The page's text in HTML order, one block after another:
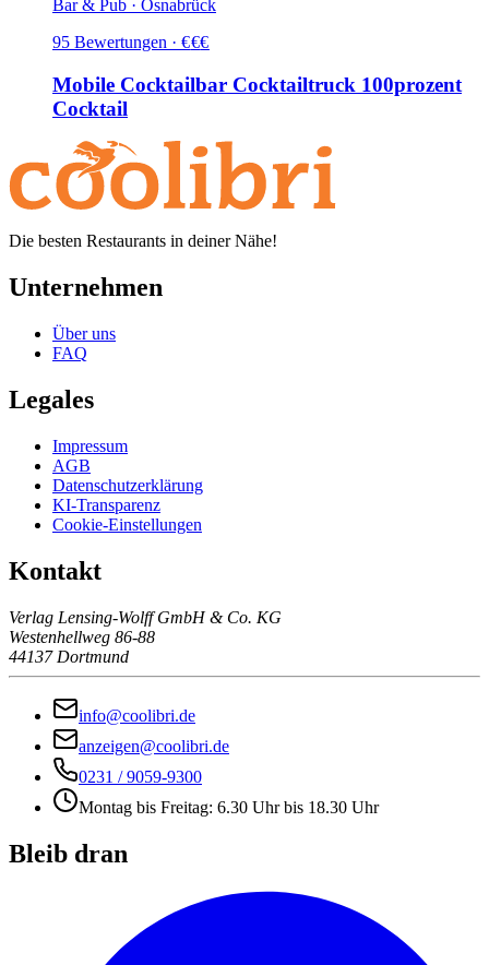
Bar & Pub · Osnabrück
95 Bewertungen · €€€
Mobile Cocktailbar Cocktailtruck 100prozent
Cocktail
Die besten Restaurants in deiner Nähe!
Unternehmen
Über uns
FAQ
Legales
Impressum
AGB
Datenschutzerklärung
KI-Transparenz
Cookie-Einstellungen
Kontakt
Verlag Lensing-Wolff GmbH & Co. KG
Westenhellweg 86-88
44137 Dortmund
info@coolibri.de
anzeigen@coolibri.de
0231 / 9059-9300
Montag bis Freitag: 6.30 Uhr bis 18.30 Uhr
Bleib dran